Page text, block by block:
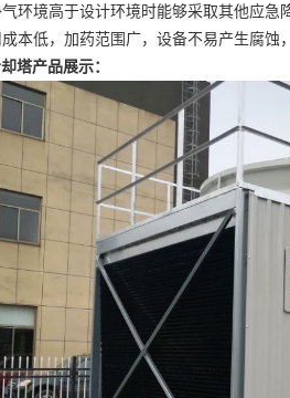
环境高于设计环境时能够采取其他应急
本低，加药范围广，设备不易产生腐蚀
塔产品展示：